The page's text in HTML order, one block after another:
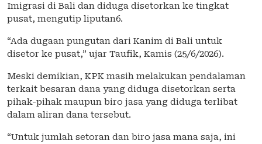
Imigrasi di Bali dan diduga disetorkan ke tingkat
pusat, mengutip liputan6.
“Ada dugaan pungutan dari Kanim di Bali untuk
disetor ke pusat,” ujar Taufik, Kamis (25/6/2026).
Meski demikian, KPK masih melakukan pendalaman
terkait besaran dana yang diduga disetorkan serta
pihak-pihak maupun biro jasa yang diduga terlibat
dalam aliran dana tersebut.
“Untuk jumlah setoran dan biro jasa mana saja, ini